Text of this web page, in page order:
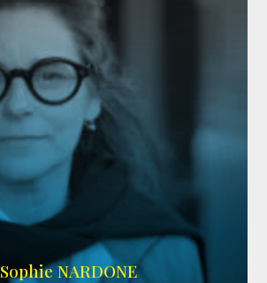
RS DOUBLAGE,WIKIPEDIA
Sophie NARDONE